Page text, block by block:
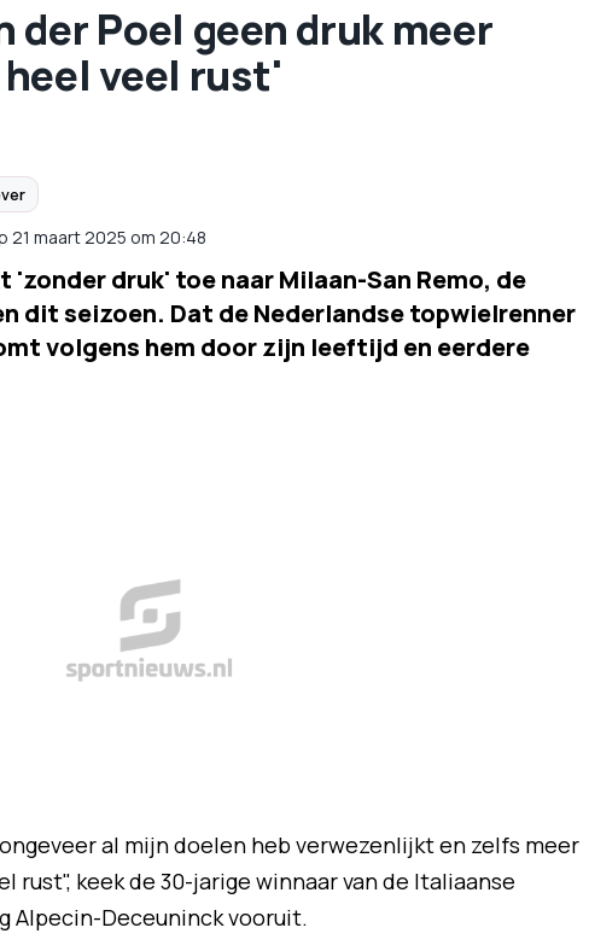
der Poel geen druk meer
veel rust'
21 maart 2025 om 20:48
'zonder druk' toe naar Milaan-San Remo, de
dit seizoen. Dat de Nederlandse topwielrenner
volgens hem door zijn leeftijd en eerdere
al mijn doelen heb verwezenlijkt en zelfs meer
rust", keek de 30-jarige winnaar van de Italiaanse
Alpecin-Deceuninck vooruit.